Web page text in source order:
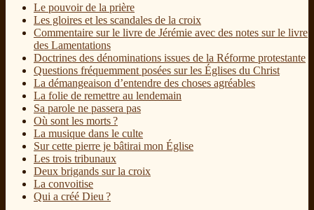
Le pouvoir de la prière
Les gloires et les scandales de la croix
Commentaire sur le livre de Jérémie avec des notes sur le livre
des Lamentations
Doctrines des dénominations issues de la Réforme protestante
Questions fréquemment posées sur les Églises du Christ
La démangeaison d’entendre des choses agréables
La folie de remettre au lendemain
Sa parole ne passera pas
Où sont les morts ?
La musique dans le culte
Sur cette pierre je bâtirai mon Église
Les trois tribunaux
Deux brigands sur la croix
La convoitise
Qui a créé Dieu ?